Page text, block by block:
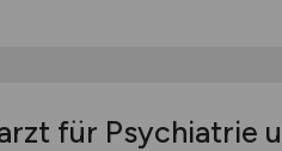
für Psychiatrie